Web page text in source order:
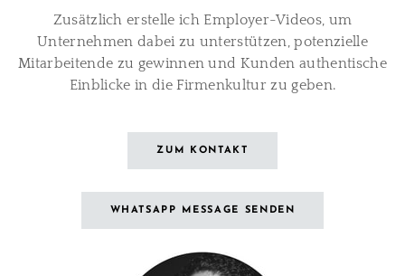
Zusätzlich erstelle ich Employer-Videos, um
Unternehmen dabei zu unterstützen, potenzielle
Mitarbeitende zu gewinnen und Kunden authentische
Einblicke in die Firmenkultur zu geben.
ZUM KONTAKT
WHATSAPP MESSAGE SENDEN